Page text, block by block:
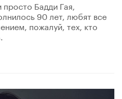
Бадди Гая,
90 лет, любят все
пожалуй, тех, кто